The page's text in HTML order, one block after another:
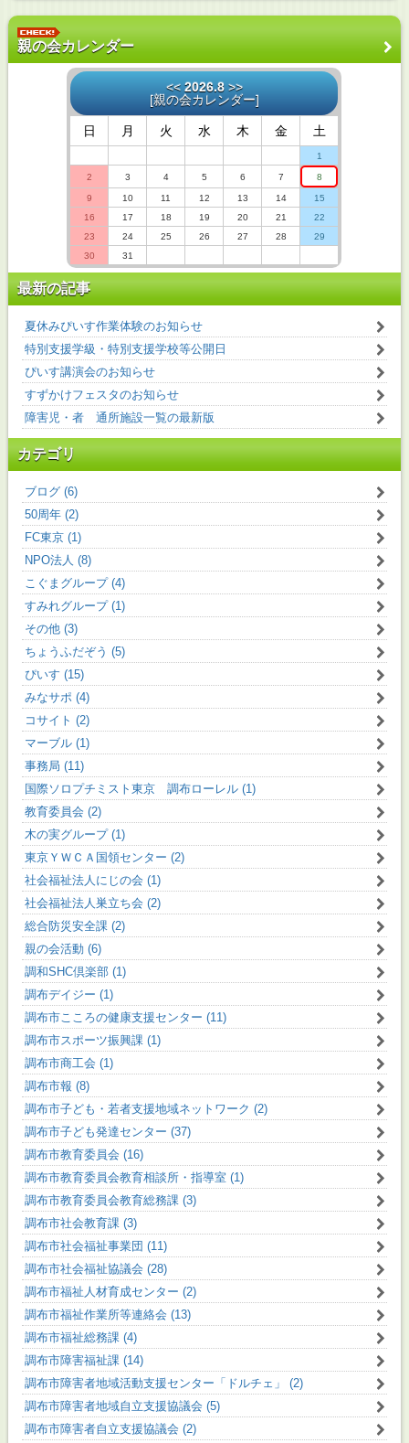
親の会カレンダー
<< 2026.8 >>
[親の会カレンダー]
日 月 火 水 木 金 土
1
2 3 4 5 6 7 8
9 10 11 12 13 14
15
16
17 18 19 20 21
22
23
24 25 26 27 28
29
30
31
最新の記事
夏休みぴいす作業体験のお知らせ
特別支援学級・特別支援学校等公開日
ぴいす講演会のお知らせ
すずかけフェスタのお知らせ
障害児・者 通所施設一覧の最新版
カテゴリ
ブログ (6)
50周年 (2)
FC東京 (1)
NPO法人 (8)
こぐまグループ (4)
すみれグループ (1)
その他 (3)
ちょうふだぞう (5)
ぴいす (15)
みなサポ (4)
コサイト (2)
マーブル (1)
事務局 (11)
国際ソロプチミスト東京 調布ローレル (1)
教育委員会 (2)
木の実グループ (1)
東京ＹＷＣＡ国領センター (2)
社会福祉法人にじの会 (1)
社会福祉法人巣立ち会 (2)
総合防災安全課 (2)
親の会活動 (6)
調和SHC倶楽部 (1)
調布デイジー (1)
調布市こころの健康支援センター (11)
調布市スポーツ振興課 (1)
調布市商工会 (1)
調布市報 (8)
調布市子ども・若者支援地域ネットワーク (2)
調布市子ども発達センター (37)
調布市教育委員会 (16)
調布市教育委員会教育相談所・指導室 (1)
調布市教育委員会教育総務課 (3)
調布市社会教育課 (3)
調布市社会福祉事業団 (11)
調布市社会福祉協議会 (28)
調布市福祉人材育成センター (2)
調布市福祉作業所等連絡会 (13)
調布市福祉総務課 (4)
調布市障害福祉課 (14)
調布市障害者地域活動支援センター「ドルチェ」 (2)
調布市障害者地域自立支援協議会 (5)
調布市障害者自立支援協議会 (2)